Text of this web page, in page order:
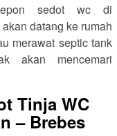
sedot wc di
datang ke rumah
merawat septic tank
akan mencemari
Tinja WC
– Brebes